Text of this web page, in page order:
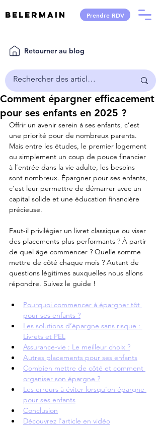
Belermain Prendre RDV
Retourner au blog
Comment épargner efficacement
pour ses enfants en 2025 ?
Offrir un avenir serein à ses enfants, c’est
une priorité pour de nombreux parents.
Mais entre les études, le premier logement
ou simplement un coup de pouce financier
à l’entrée dans la vie adulte, les besoins
sont nombreux. Épargner pour ses enfants,
c’est leur permettre de démarrer avec un
capital solide et une éducation financière
précieuse.
Faut-il privilégier un livret classique ou viser
des placements plus performants ? À partir
de quel âge commencer ? Quelle somme
mettre de côté chaque mois ? Autant de
questions légitimes auxquelles nous allons
répondre. Suivez le guide !
Pourquoi commencer à épargner tôt
pour ses enfants ?
Les solutions d’épargne sans risque :
Livrets et PEL
Assurance-vie : Le meilleur choix ?
Autres placements pour ses enfants
Combien mettre de côté et comment
organiser son épargne ?
Les erreurs à éviter lorsqu’on épargne
pour ses enfants
Conclusion
Découvrez l'article en vidéo